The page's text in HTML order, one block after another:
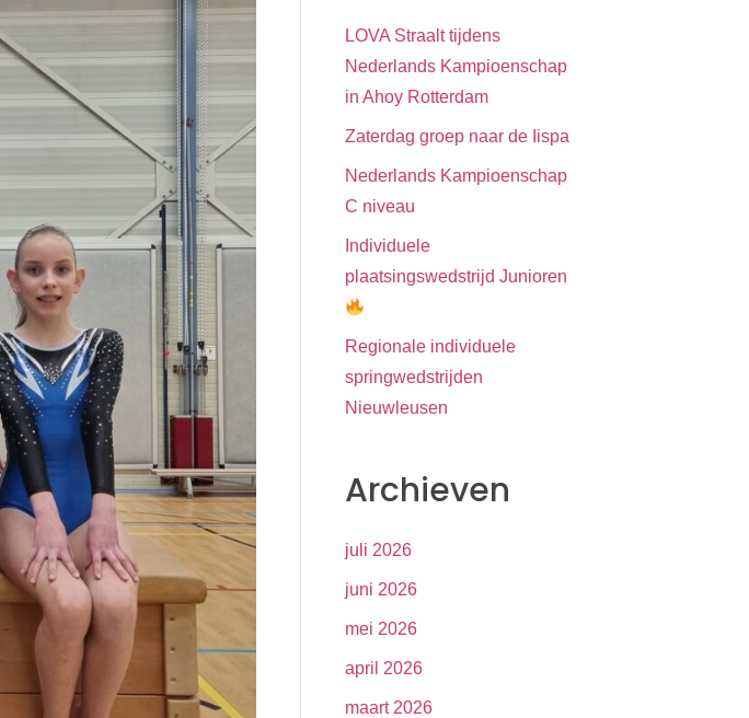
LOVA Straalt tijdens
Nederlands Kampioenschap
in Ahoy Rotterdam
Zaterdag groep naar de Iispa
Nederlands Kampioenschap
C niveau
Individuele
plaatsingswedstrijd Junioren
Regionale individuele
springwedstrijden
Nieuwleusen
Archieven
juli 2026
juni 2026
mei 2026
april 2026
maart 2026